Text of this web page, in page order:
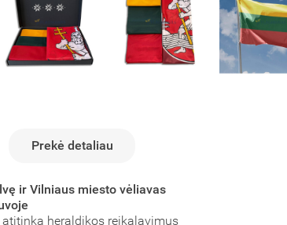
Prekė detaliau
ir Vilniaus miesto vėliavas
heraldikos reikalavimus